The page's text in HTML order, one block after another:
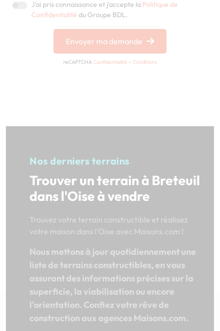
J'ai pris connaissance et j'accepte la Politique de
Confidentialité du Groupe BDL.
Envoyer ma demande
reCAPTCHA Confidentialité - Conditions
Nos derniers terrains
Trouver un terrain à Breteuil
dans l'Oise à vendre
Trouvez votre terrain constructible et réalisez
votre maison dans l'Oise avec Maisons.com !
Nous mettons à jour quotidiennement une
liste de terrains constructibles, en vous
assurant des informations précises sur la
superficie, la viabilisation ou encore
l'orientation. Confiez votre rêve de
construction aux agences Maisons.com.